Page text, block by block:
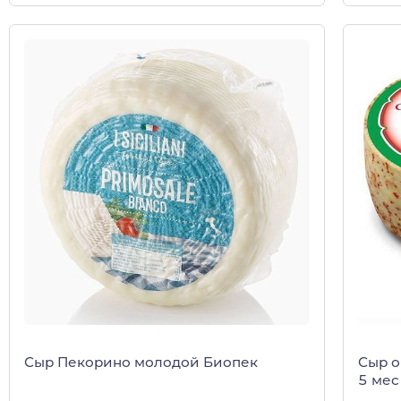
Сыр Пекорино молодой Биопек
Сыр
5 мес